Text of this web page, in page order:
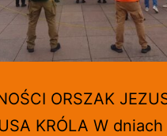
ORSZAK
KRÓLA W